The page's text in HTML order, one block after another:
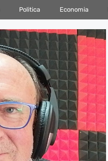
Politica Economia